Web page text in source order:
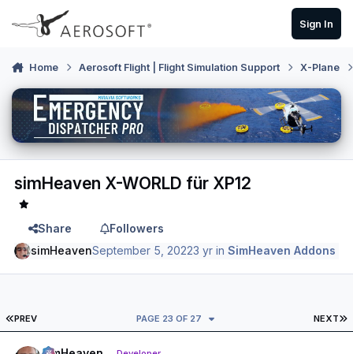
Skip to content
Sign In
Home Aerosoft Flight | Flight Simulation Support X-Plane
simHeaven X-WORLD für XP12
Share
Followers
simHeavenSeptember 5, 20223 yr inSimHeaven Addons
FIRST PAGE
PREV NEXT
PAGE 23 OF 27